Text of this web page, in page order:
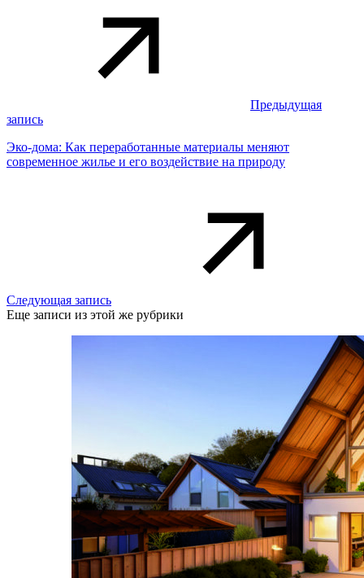
Предыдущая
запись
Эко-дома: Как переработанные материалы меняют
современное жилье и его воздействие на природу
Следующая запись
Еще записи из этой же рубрики